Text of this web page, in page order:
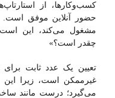
کسب‌وکارها، از
حضور آنلاین موفق است.
مشغول می‌کند، این
چقدر است؟»
تعیین یک عدد ثابت
غیرممکن است، زیرا این
می‌گیرد؛ درست مانند